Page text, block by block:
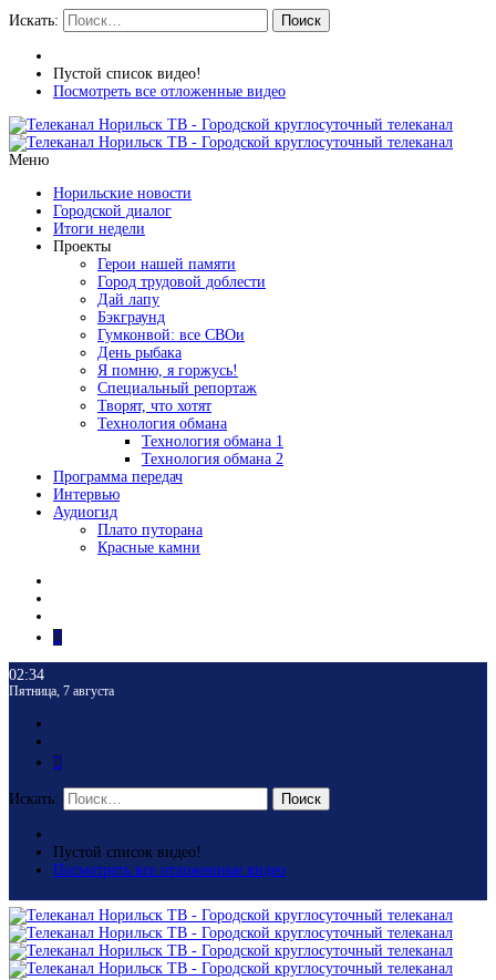
Искать: Поиск
Пустой список видео!
Посмотреть все отложенные видео
Меню
Норильские новости
Городской диалог
Итоги недели
Проекты
Герои нашей памяти
Город трудовой доблести
Дай лапу
Бэкграунд
Гумконвой: все СВОи
День рыбака
Я помню, я горжусь!
Специальный репортаж
Творят, что хотят
Технология обмана
Технология обмана 1
Технология обмана 2
Программа передач
Интервью
Аудиогид
Плато путорана
Красные камни
02:34
Пятница, 7 августа
Искать: Поиск
Пустой список видео!
Посмотреть все отложенные видео